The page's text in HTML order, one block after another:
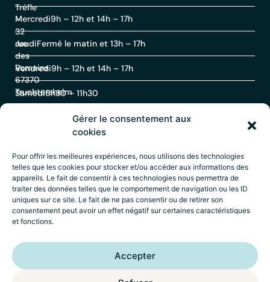
Gérer le consentement aux
cookies
Pour offrir les meilleures expériences, nous utilisons des technologies
telles que les cookies pour stocker et/ou accéder aux informations des
appareils. Le fait de consentir à ces technologies nous permettra de
traiter des données telles que le comportement de navigation ou les ID
uniques sur ce site. Le fait de ne pas consentir ou de retirer son
consentement peut avoir un effet négatif sur certaines caractéristiques
et fonctions.
Accepter
Trèfle
–
32
rue
des
Romains
67370
Truchtersheim
Contact
03
88
69
60
30
Mercredi9h – 12h et 14h – 17h
JeudiFermé le matin et 13h – 17h
Vendredi9h – 12h et 14h – 17h
Samedi8h30 – 11h30
Mentions légales
Déclaration d’accessibilité
CréditsWik* Factory